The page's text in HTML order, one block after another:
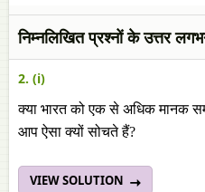
निम्नलिखित प्रश्नों के उत्तर
2. (i)
क्या भारत को एक से अधिक मानक
आप ऐसा क्यों सोचते हैं?
VIEW SOLUTION